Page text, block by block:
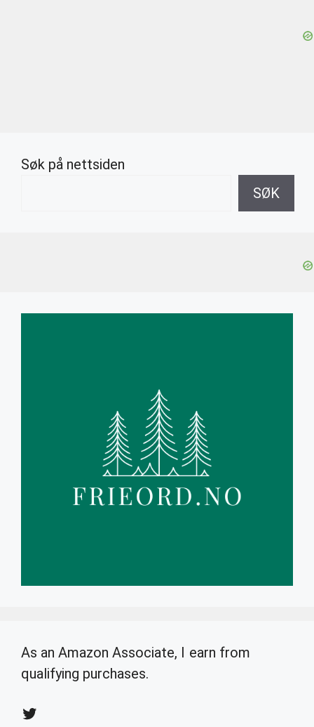
Søk på nettsiden
SØK
As an Amazon Associate, I earn from
qualifying purchases.
Twitter